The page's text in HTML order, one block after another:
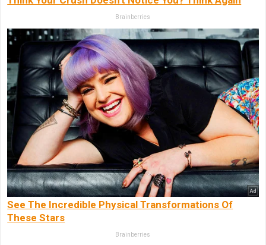
Brainberries
See The Incredible Physical Transformations Of
These Stars
Brainberries